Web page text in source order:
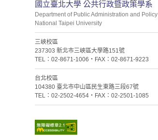
:::
國立臺北大學 公共行政暨政策學系
Department of Public Administration and Policy
National Taipei University
三峽校區
237303 新北市三峽區大學路151號
TEL：02-8671-1006・FAX：02-8671-9223
台北校區
104380 臺北市中山區民生東路三段67號
TEL：02-2502-4654・FAX：02-2501-1085